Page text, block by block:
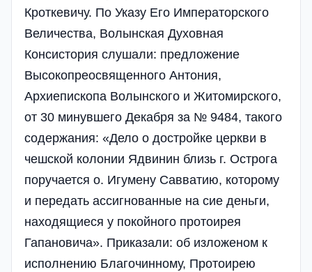
Кроткевичу. По Указу Его Императорского
Величества, Волынская Духовная
Консистория слушали: предложение
Высокопреосвященного Антония,
Архиепископа Волынского и Житомирского,
от 30 минувшего Декабря за № 9484, такого
содержания: «Дело о достройке церкви в
чешской колонии Ядвинин близь г. Острога
поручается о. Игумену Савватию, которому
и передать ассигнованные на сие деньги,
находящиеся у покойного протоирея
Гапановича». Приказали: об изложеном к
исполнению Благочинному, Протоирею